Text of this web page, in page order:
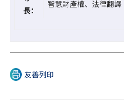
長：
智慧財產權、法律翻譯
友善列印